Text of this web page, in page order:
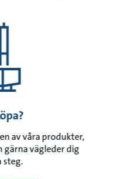
av våra produkter,
vägleder dig
steg.